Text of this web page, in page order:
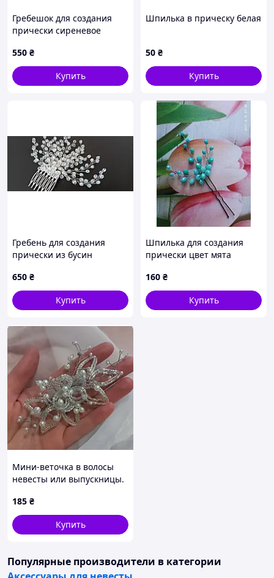
Гребешок для создания
прически сиреневое
550 ₴
Купить
Шпилька в прическу белая
50 ₴
Купить
Гребень для создания
прически из бусин
650 ₴
Купить
Шпилька для создания
прически цвет мята
160 ₴
Купить
Мини-веточка в волосы
невесты или выпускницы.
185 ₴
Купить
Популярные производители в категории